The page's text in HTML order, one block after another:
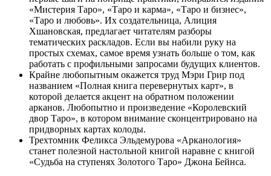
«Мистерия Таро», «Таро и карма», «Таро и бизнес»,
«Таро и любовь». Их создательница, Алиция
Хшановская, предлагает читателям разборы
тематических раскладов. Если вы набили руку на
простых схемах, самое время узнать больше о том, как
работать с профильными запросами будущих клиентов.
Крайне любопытным окажется труд Мэри Грир под
названием «Полная книга перевернутых карт», в
которой делается акцент на обратном положении
арканов. Любопытно и произведение «Королевский
двор Таро», в котором внимание сконцентрировано на
придворных картах колоды.
Трехтомник Феликса Эльдемурова «Арканология»
станет полезной настольной книгой наравне с книгой
«Судьба на ступенях Золотого Таро» Джона Бейнса.